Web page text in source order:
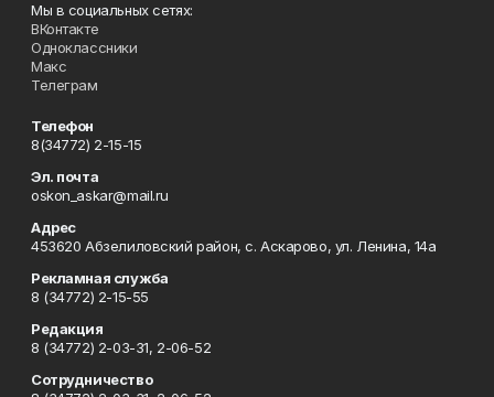
Мы в социальных сетях:
ВКонтакте
Одноклассники
Макс
Телеграм
Телефон
8(34772) 2-15-15
Эл. почта
oskon_askar@mail.ru
Адрес
453620 Абзелиловский район, с. Аскарово, ул. Ленина, 14а
Рекламная служба
8 (34772) 2-15-55
Редакция
8 (34772) 2-03-31, 2-06-52
Сотрудничество